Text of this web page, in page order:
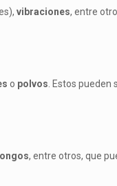
vibraciones, entre
o polvos . Estos
, entre otros, que